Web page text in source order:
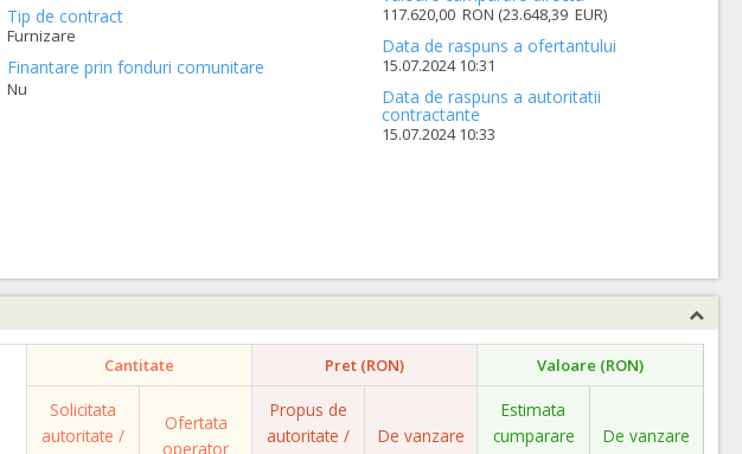
Tip de contract
Furnizare
Finantare prin fonduri comunitare
Nu
117.620,00 RON (23.648,39 EUR)
Data de raspuns a ofertantului
15.07.2024 10:31
Data de raspuns a autoritatii
contractante
15.07.2024 10:33
Cantitate Pret (RON) Valoare (RON)
Solicitata
autoritate /
Ofertata
operator
Propus de
autoritate /
De vanzare
Estimata
cumparare
De vanzare